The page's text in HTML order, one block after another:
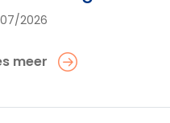
2026
meer